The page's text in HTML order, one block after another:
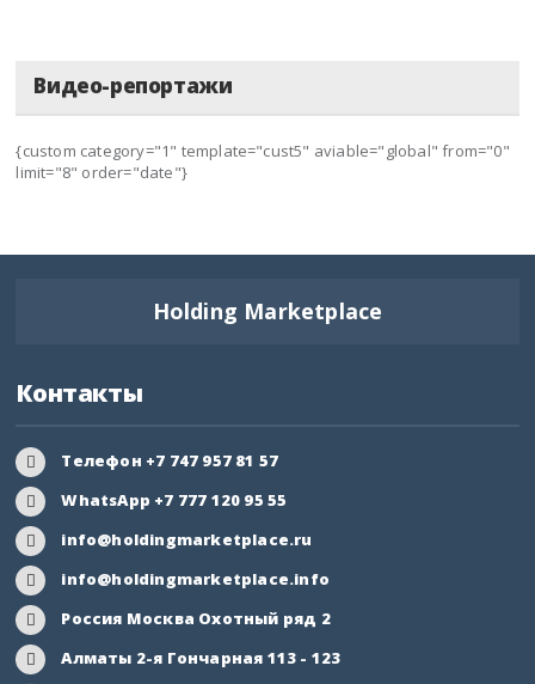
Видео-репортажи
{custom category="1" template="cust5" aviable="global" from="0"
limit="8" order="date"}
Holding Marketplace
Контакты
Телефон +7 747 957 81 57
WhatsApp +7 777 120 95 55
info@holdingmarketplace.ru
info@holdingmarketplace.info
Россия Москва Охотный ряд 2
Алматы 2-я Гончарная 113 - 123